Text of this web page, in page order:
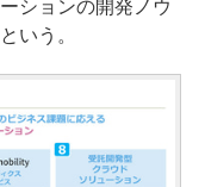
ションの開発ノウ
いう。